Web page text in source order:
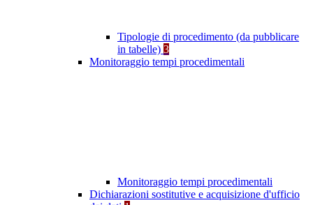
Tipologie di procedimento (da pubblicare
in tabelle) 3
Monitoraggio tempi procedimentali
Monitoraggio tempi procedimentali
Dichiarazioni sostitutive e acquisizione d'ufficio